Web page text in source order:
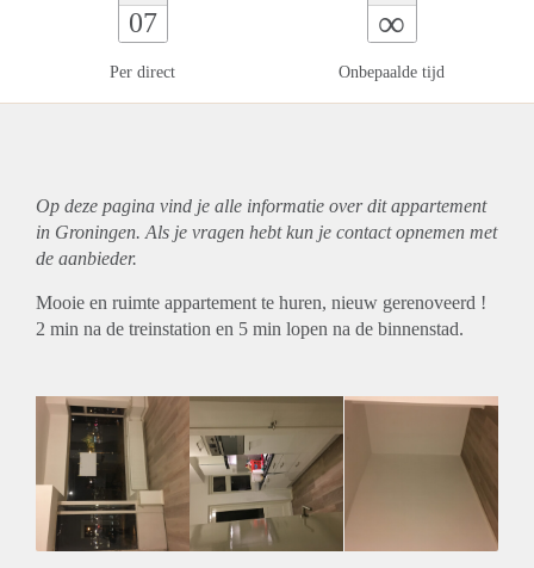
07
Per direct
∞
Onbepaalde tijd
Op deze pagina vind je alle informatie over ditappartement
in Groningen. Als je vragen hebt kun je contact opnemen met
de aanbieder.
Mooie en ruimte appartement te huren, nieuw gerenoveerd !
2 min na de treinstation en 5 min lopen na de binnenstad.